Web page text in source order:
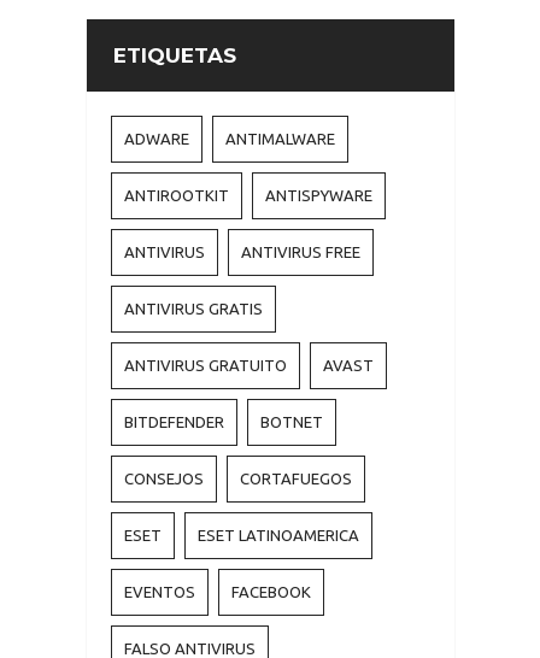
ETIQUETAS
ADWARE ANTIMALWARE
ANTIROOTKIT ANTISPYWARE
ANTIVIRUS ANTIVIRUS FREE
ANTIVIRUS GRATIS
ANTIVIRUS GRATUITO AVAST
BITDEFENDER BOTNET
CONSEJOS CORTAFUEGOS
ESET ESET LATINOAMERICA
EVENTOS FACEBOOK
FALSO ANTIVIRUS